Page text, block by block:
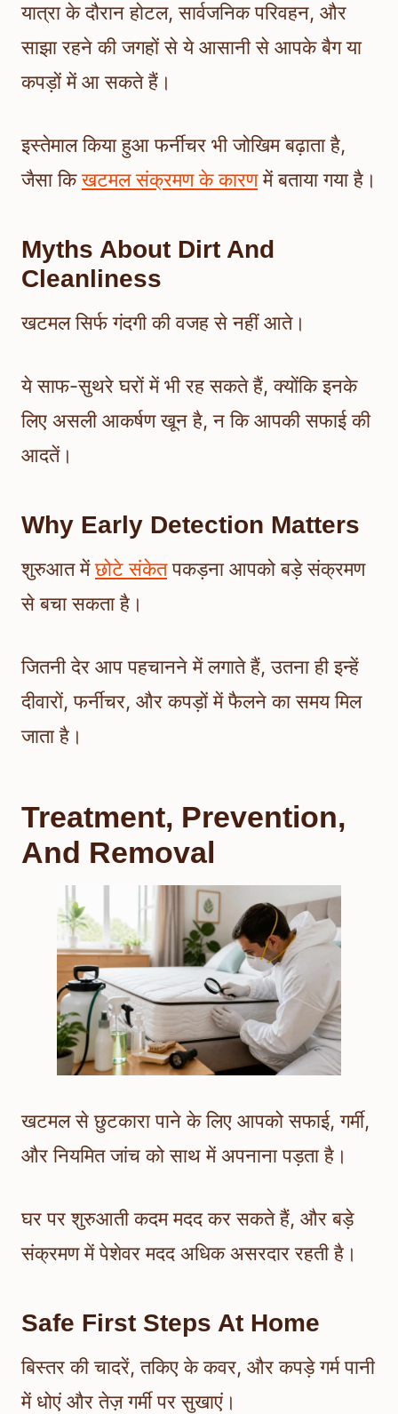
यात्रा के दौरान होटल, सार्वजनिक परिवहन, और
साझा रहने की जगहों से ये आसानी से आपके बैग या
कपड़ों में आ सकते हैं।
इस्तेमाल किया हुआ फर्नीचर भी जोखिम बढ़ाता है,
जैसा किखटमल संक्रमण के कारणमें बताया गया है।
Myths About Dirt And
Cleanliness
खटमल सिर्फ गंदगी की वजह से नहीं आते।
ये साफ-सुथरे घरों में भी रह सकते हैं, क्योंकि इनके
लिए असली आकर्षण खून है, न कि आपकी सफाई की
आदतें।
Why Early Detection Matters
शुरुआत मेंछोटे संकेतपकड़ना आपको बड़े संक्रमण
से बचा सकता है।
जितनी देर आप पहचानने में लगाते हैं, उतना ही इन्हें
दीवारों, फर्नीचर, और कपड़ों में फैलने का समय मिल
जाता है।
Treatment, Prevention,
And Removal
खटमल से छुटकारा पाने के लिए आपको सफाई, गर्मी,
और नियमित जांच को साथ में अपनाना पड़ता है।
घर पर शुरुआती कदम मदद कर सकते हैं, और बड़े
संक्रमण में पेशेवर मदद अधिक असरदार रहती है।
Safe First Steps At Home
बिस्तर की चादरें, तकिए के कवर, और कपड़े गर्म पानी
में धोएं और तेज़ गर्मी पर सुखाएं।